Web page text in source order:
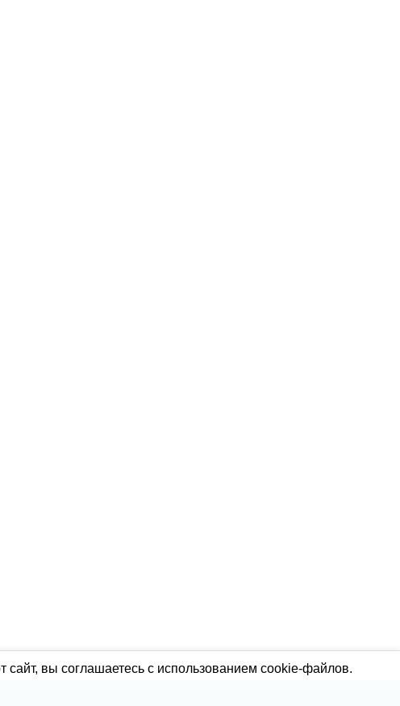
вы соглашаетесь с использованием cookie-файлов.